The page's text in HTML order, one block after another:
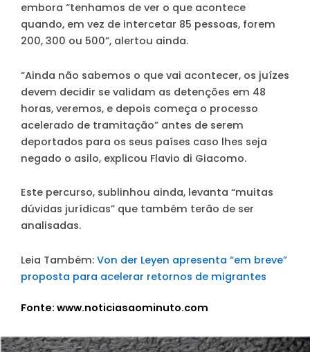
embora “tenhamos de ver o que acontece
quando, em vez de intercetar 85 pessoas, forem
200, 300 ou 500”, alertou ainda.
“Ainda não sabemos o que vai acontecer, os juízes
devem decidir se validam as detenções em 48
horas, veremos, e depois começa o processo
acelerado de tramitação” antes de serem
deportados para os seus países caso lhes seja
negado o asilo, explicou Flavio di Giacomo.
Este percurso, sublinhou ainda, levanta “muitas
dúvidas jurídicas” que também terão de ser
analisadas.
Leia Também: Von der Leyen apresenta “em breve”
proposta para acelerar retornos de migrantes
Fonte: www.noticiasaominuto.com